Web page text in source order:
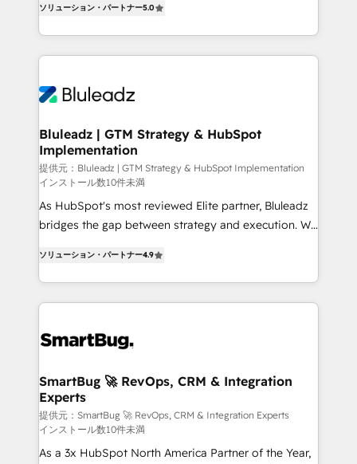
2️⃣ AIエージェント組織構築 営業・マーケティング業務
の一部をAIが自律実行する組織への移行を設計・実装。
DX × AI推進のPMO伴走支援 複数部門をまたぐDX×AI変
革を、構想から実装・定着までPMOとして主導。「設
の統合・浸透・変革管理を実行します。 ▸ CMS戦略設
計・構築：リード獲得・CVR・SEOを前提にした情報設
計・導線設計・テンプレート設計をContent Hubで一体
提供。 ▸ 既存CRM・MAからの移行支援：Salesforce・
Marketo・Pardot等からの移行、カスタム設計、履歴
Perplexity等のAI検索からの流入・引用を前提にコンテ
ンツとサイト構造を最適化。 🏆 なぜ100incを選ぶの
ISO9001:2015 取得 ✓ 400社以上の導入実績 ✓
HubSpot大百科 出版 CRM・AI活用に関するご相談、現
状整理の壁打ちなど、構想段階からお気軽にお問い合わ
せください。
Every engagement begins with clear objectives,
customer journey mapping, and measurable KPIs.
Only then we architect solutions. The question is
outcomes to deliver. -SYSTEM INTEGRATION-
make HubSpot the operational hub, integrated with
SAP, Microsoft Dynamics, custom ERPs, and any
enterprise platform. Proprietary apps extend
HubSpot beyond standard configurations. -AI-
FIRST- AI across customer-facing operations to
accelerate decisions, streamline processes, and
action and automation into competitive advantage.
✦ 150+ implementations ✦ 100+ certifications ✦ 7
ソリューション・パートナー5.0
Bluleadz | GTM Strategy & HubSpot
Implementation
提供元：Bluleadz | GTM Strategy & HubSpot Implementation
インストール数10件未満
As HubSpot's most reviewed Elite partner, Bluleadz
bridges the gap between strategy and execution. We
Operating System (GTM OS) to align your leadership
and engineer a portal that drives predictable
revenue velocity. 🚀 GTM Strategy & Alignment
stalling growth. Fix your ICP, Math, and Story to stop
Scalable Architecture: Zero-technical-debt setup
across all Hubs, validated by our 7 HubSpot
Accreditations. AI-Powered RevOps: Breeze AI,
custom AI agents, and high-integrity migrations for
total reporting clarity. Security & Compliance: SOC 2
ソリューション・パートナー4.9
SmartBug 🚀 RevOps, CRM & Integration
Experts
提供元：SmartBug 🚀 RevOps, CRM & Integration Experts
インストール数10件未満
As a 3x HubSpot North America Partner of the Year,